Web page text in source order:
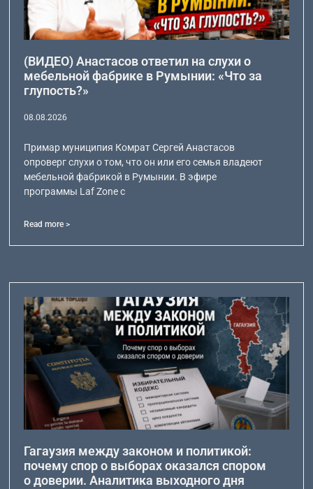
(ВИДЕО) Анастасов ответил на слухи о
мебельной фабрике в Румынии: «Что за
глупость?»
08.08.2026
Примар муниципия Комрат Сергей Анастасов
опроверг слухи о том, что он или его семья владеют
мебельной фабрикой в Румынии. В эфире
программы Laf Zone с
Read more >
Гагаузия между законом и политикой:
почему спор о выборах оказался спором
о доверии. Аналитика выходного дня